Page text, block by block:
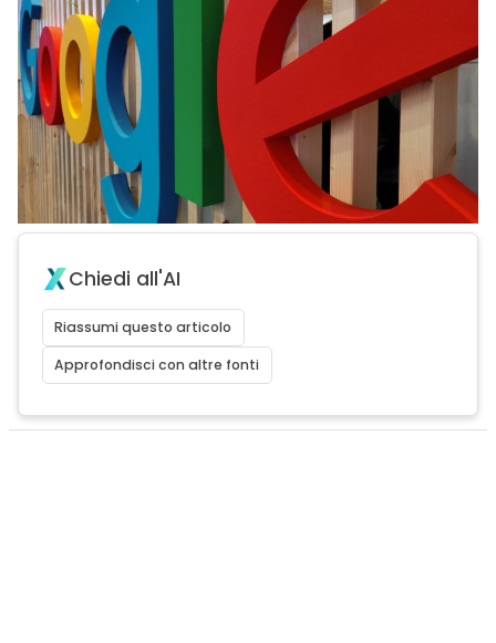
Chiedi all'AI
Riassumi questo articolo
Approfondisci con altre fonti